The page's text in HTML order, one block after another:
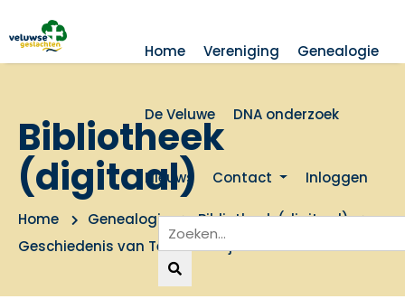
Home Vereniging Genealogie
De Veluwe DNA onderzoek
Nieuws Contact Inloggen
Bibliotheek
(digitaal)
Home Genealogie
Bibliotheek (digitaal)
Geschiedenis van Terwolde Nijbroek